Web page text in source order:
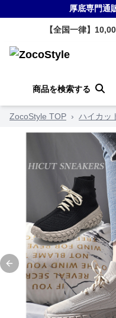
厚底専門通
【全国一律】
商品を検索する
ZocoStyle TOP › ハイカッ
Previous slide